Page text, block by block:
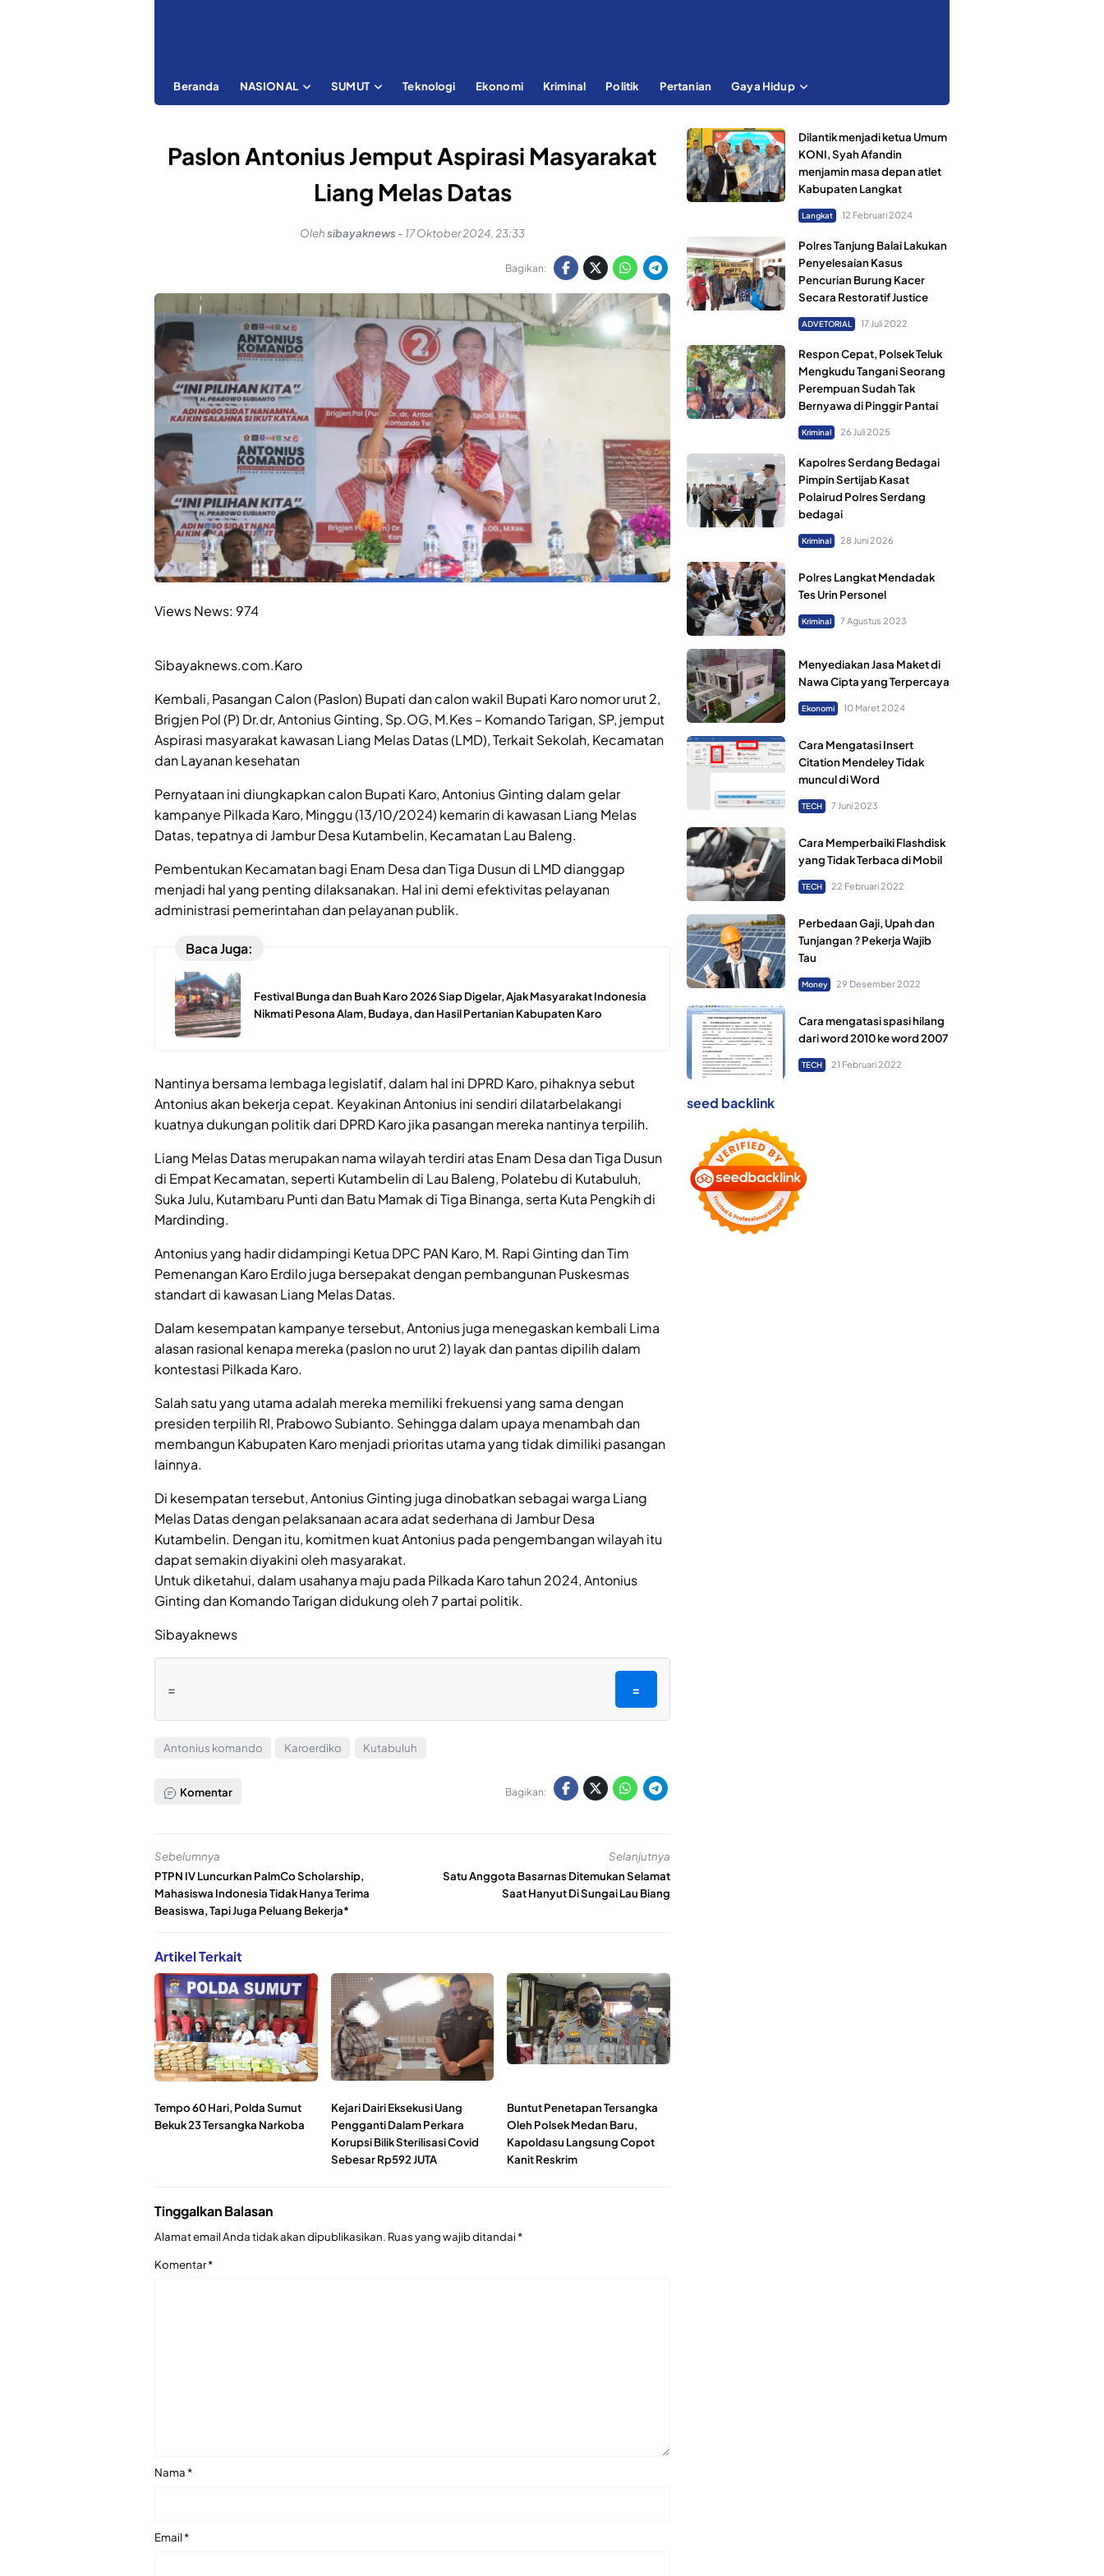
Beranda NASIONAL SUMUT Teknologi Ekonomi Kriminal Politik Pertanian Gaya Hidup
Paslon Antonius Jemput Aspirasi Masyarakat
Liang Melas Datas
Olehsibayaknews - 17 Oktober 2024, 23:33
Bagikan:
Views News: 974
Sibayaknews.com.Karo
Kembali, Pasangan Calon (Paslon) Bupati dan calon wakil Bupati Karo nomor urut 2,
Brigjen Pol (P) Dr.dr, Antonius Ginting, Sp.OG, M.Kes – Komando Tarigan, SP, jemput
Aspirasi masyarakat kawasan Liang Melas Datas (LMD), Terkait Sekolah, Kecamatan
dan Layanan kesehatan
Pernyataan ini diungkapkan calon Bupati Karo, Antonius Ginting dalam gelar
kampanye Pilkada Karo, Minggu (13/10/2024) kemarin di kawasan Liang Melas
Datas, tepatnya di Jambur Desa Kutambelin, Kecamatan Lau Baleng.
Pembentukan Kecamatan bagi Enam Desa dan Tiga Dusun di LMD dianggap
menjadi hal yang penting dilaksanakan. Hal ini demi efektivitas pelayanan
administrasi pemerintahan dan pelayanan publik.
Baca Juga:
Festival Bunga dan Buah Karo 2026 Siap Digelar, Ajak Masyarakat Indonesia
Nikmati Pesona Alam, Budaya, dan Hasil Pertanian Kabupaten Karo
Nantinya bersama lembaga legislatif, dalam hal ini DPRD Karo, pihaknya sebut
Antonius akan bekerja cepat. Keyakinan Antonius ini sendiri dilatarbelakangi
kuatnya dukungan politik dari DPRD Karo jika pasangan mereka nantinya terpilih.
Liang Melas Datas merupakan nama wilayah terdiri atas Enam Desa dan Tiga Dusun
di Empat Kecamatan, seperti Kutambelin di Lau Baleng, Polatebu di Kutabuluh,
Suka Julu, Kutambaru Punti dan Batu Mamak di Tiga Binanga, serta Kuta Pengkih di
Mardinding.
Antonius yang hadir didampingi Ketua DPC PAN Karo, M. Rapi Ginting dan Tim
Pemenangan Karo Erdilo juga bersepakat dengan pembangunan Puskesmas
standart di kawasan Liang Melas Datas.
Dalam kesempatan kampanye tersebut, Antonius juga menegaskan kembali Lima
alasan rasional kenapa mereka (paslon no urut 2) layak dan pantas dipilih dalam
kontestasi Pilkada Karo.
Salah satu yang utama adalah mereka memiliki frekuensi yang sama dengan
presiden terpilih RI, Prabowo Subianto. Sehingga dalam upaya menambah dan
membangun Kabupaten Karo menjadi prioritas utama yang tidak dimiliki pasangan
lainnya.
Di kesempatan tersebut, Antonius Ginting juga dinobatkan sebagai warga Liang
Melas Datas dengan pelaksanaan acara adat sederhana di Jambur Desa
Kutambelin. Dengan itu, komitmen kuat Antonius pada pengembangan wilayah itu
dapat semakin diyakini oleh masyarakat.
Untuk diketahui, dalam usahanya maju pada Pilkada Karo tahun 2024, Antonius
Ginting dan Komando Tarigan didukung oleh 7 partai politik.
Sibayaknews
= =
Antonius komando Karoerdiko Kutabuluh
Komentar Bagikan:
Sebelumnya
PTPN IV Luncurkan PalmCo Scholarship,
Mahasiswa Indonesia Tidak Hanya Terima
Beasiswa, Tapi Juga Peluang Bekerja*
Selanjutnya
Satu Anggota Basarnas Ditemukan Selamat
Saat Hanyut Di Sungai Lau Biang
Artikel Terkait
Tempo 60 Hari, Polda Sumut
Bekuk 23 Tersangka Narkoba
Kejari Dairi Eksekusi Uang
Pengganti Dalam Perkara
Korupsi Bilik Sterilisasi Covid
Sebesar Rp592 JUTA
Buntut Penetapan Tersangka
Oleh Polsek Medan Baru,
Kapoldasu Langsung Copot
Kanit Reskrim
Tinggalkan Balasan
Alamat email Anda tidak akan dipublikasikan. Ruas yang wajib ditandai*
Komentar*
Nama*
Email*
Dilantik menjadi ketua Umum
KONI, Syah Afandin
menjamin masa depan atlet
Kabupaten Langkat
Langkat 12 Februari 2024
Polres Tanjung Balai Lakukan
Penyelesaian Kasus
Pencurian Burung Kacer
Secara Restoratif Justice
ADVETORIAL 17 Juli 2022
Respon Cepat, Polsek Teluk
Mengkudu Tangani Seorang
Perempuan Sudah Tak
Bernyawa di Pinggir Pantai
Kriminal 26 Juli 2025
Kapolres Serdang Bedagai
Pimpin Sertijab Kasat
Polairud Polres Serdang
bedagai
Kriminal 28 Juni 2026
Polres Langkat Mendadak
Tes Urin Personel
Kriminal 7 Agustus 2023
Menyediakan Jasa Maket di
Nawa Cipta yang Terpercaya
Ekonomi 10 Maret 2024
Cara Mengatasi Insert
Citation Mendeley Tidak
muncul di Word
TECH 7 Juni 2023
Cara Memperbaiki Flashdisk
yang Tidak Terbaca di Mobil
TECH 22 Februari 2022
Perbedaan Gaji, Upah dan
Tunjangan ? Pekerja Wajib
Tau
Money 29 Desember 2022
Cara mengatasi spasi hilang
dari word 2010 ke word 2007
TECH 21 Februari 2022
seed backlink